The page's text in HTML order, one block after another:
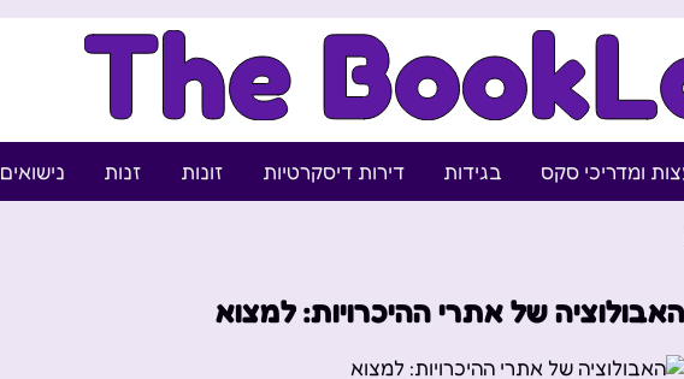
ומדריכי סקס בגידות דירות דיסקרטיות זונות זנות נישואים
האבולוציה של אתרי ההיכרויות: למצוא